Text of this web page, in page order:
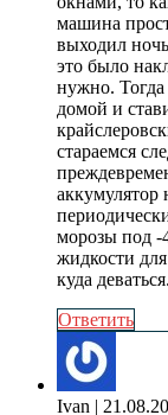
машина
выходил
это было
нужно. Тогда
домой и
стараемся
аккумулятор
морозы под -
жидкости
куда деваться.
Ответить
Ivan |